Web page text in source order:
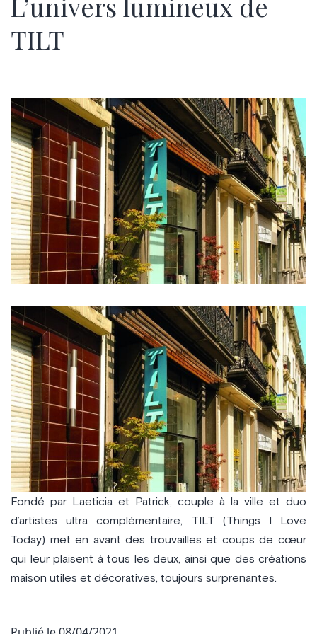
TILT
Fondé par Laeticia et Patrick, couple à la ville et duo
d’artistes ultra complémentaire, TILT (Things I Love
Today) met en avant des trouvailles et coups de cœur
qui leur plaisent à tous les deux, ainsi que des créations
maison utiles et décoratives, toujours surprenantes.